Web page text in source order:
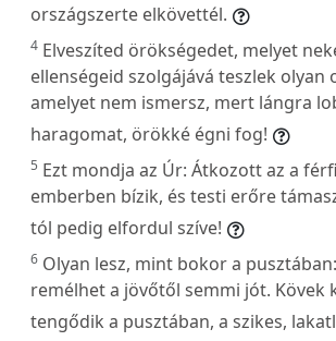
országszerte elkövettél.
4 Elveszíted örökségedet, melyet
ellenségeid szolgájává teszlek olyan
amelyet nem ismersz, mert lángra
haragomat, örökké égni fog!
5 Ezt mondja az Úr: Átkozott az a
emberben bízik, és testi erőre
tól pedig elfordul szíve!
6 Olyan lesz, mint bokor a
remélhet a jövőtől semmi jót. Kövek
tengődik a pusztában, a szikes,